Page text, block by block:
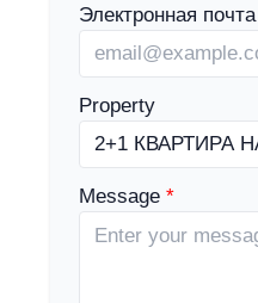
Электронная почта
Property
Message